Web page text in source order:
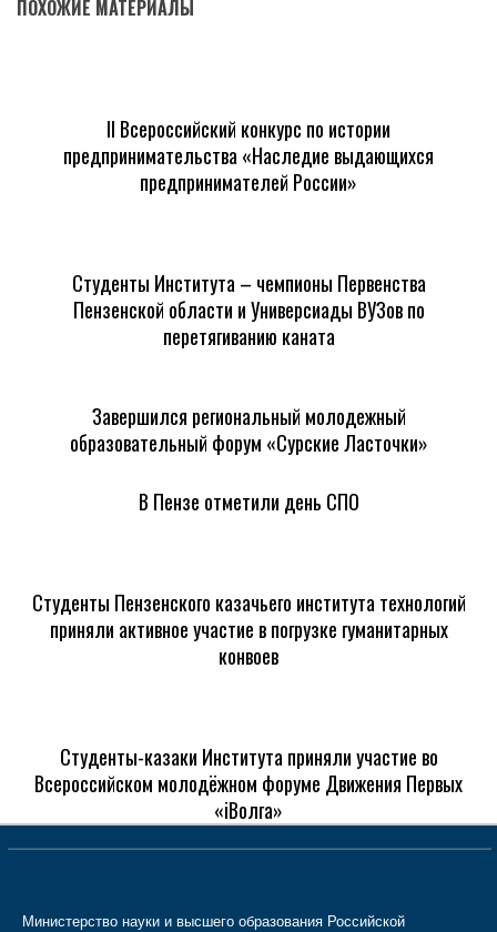
ПОХОЖИЕ МАТЕРИАЛЫ
II Всероссийский конкурс по истории
предпринимательства «Наследие выдающихся
предпринимателей России»
Студенты Института – чемпионы Первенства
Пензенской области и Универсиады ВУЗов по
перетягиванию каната
Завершился региональный молодежный
образовательный форум «Сурские Ласточки»
В Пензе отметили день СПО
Студенты Пензенского казачьего института технологий
приняли активное участие в погрузке гуманитарных
конвоев
Студенты-казаки Института приняли участие во
Всероссийском молодёжном форуме Движения Первых
«iВолга»
Министерство науки и высшего образования Российской